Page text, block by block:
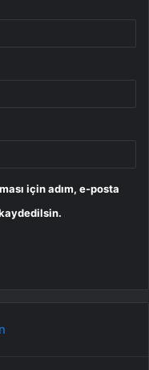
için adım, e-posta